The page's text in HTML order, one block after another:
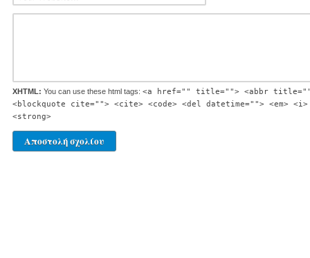
XHTML: You can use these html tags: <a href="" title=""> <abbr
<blockquote cite=""> <cite> <code> <del datetime=""> <em>
<strong>